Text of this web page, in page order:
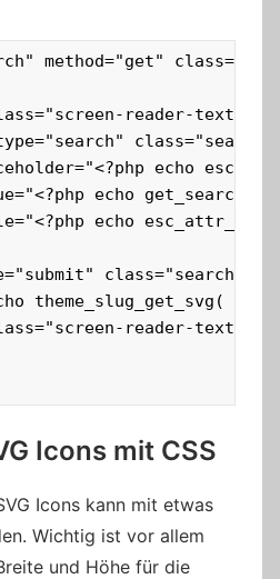
method="get"
Icons mit CSS
Icons kann mit etwas
Wichtig ist vor allem
und Höhe für die